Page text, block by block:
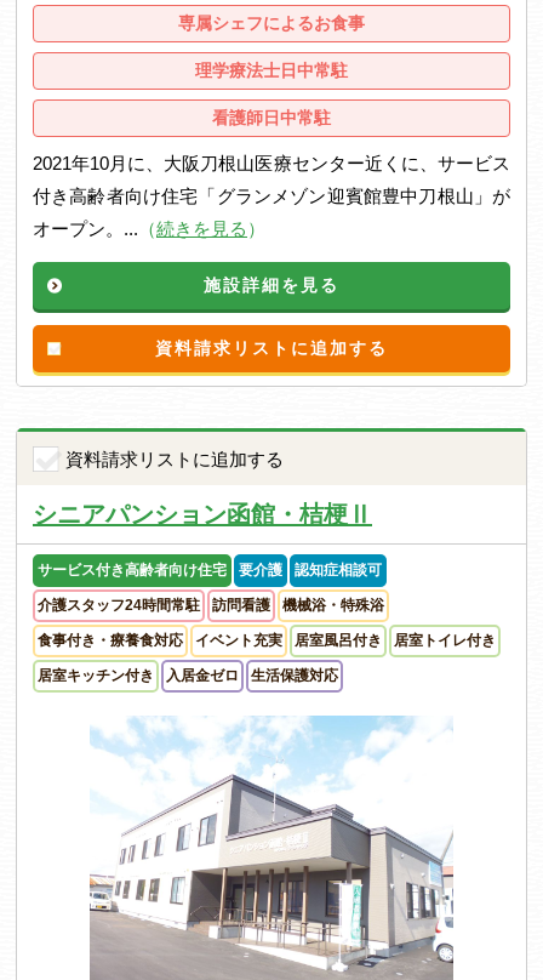
専属シェフによるお食事
理学療法士日中常駐
看護師日中常駐
2021年10月に、大阪刀根山医療センター近くに、サービス
付き高齢者向け住宅「グランメゾン迎賓館豊中刀根山」が
オープン。... （続きを見る ）
施設詳細を見る
資料請求リストに追加する
資料請求リストに追加する
シニアパンション函館・桔梗Ⅱ
サービス付き高齢者向け住宅 要介護 認知症相談可
介護スタッフ24時間常駐 訪問看護 機械浴・特殊浴
食事付き・療養食対応 イベント充実 居室風呂付き 居室トイレ付き
居室キッチン付き 入居金ゼロ 生活保護対応